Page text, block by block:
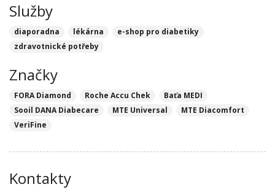
Služby
diaporadna lékárna
e-shop pro diabetiky
zdravotnické potřeby
Značky
FORA Diamond Roche Accu Chek
Baťa MEDI
Sooil DANA Diabecare
MTE Universal
MTE Diacomfort
VeriFine
Kontakty